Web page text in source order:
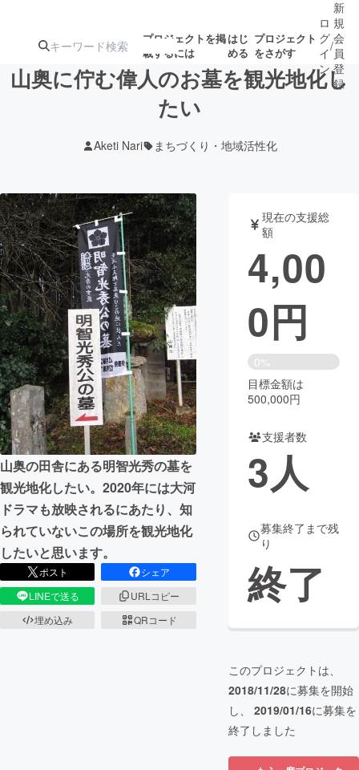
プロジェクトを掲
載するには
はじ
める
プロジェクト
をさがす
ターン
ジェクト
募集終了が近いプ
ロジェクト
アート・写真 音楽
テクノロジー・ガジェット ゲーム・サ
映像・映画 書籍・雑誌
ビジネス・起業 チャレンジ
まちづくり・地域活性化
CAMPFIRE for Social Good CAMPFIRE Creation
CAMPFIREふるさと納税machi-ya コミュニティ
ロ
グ
イ
ン
/
新
規
会
員
登
録
山奥に佇む偉人のお墓を観光地化し
たい
Aketi Nari まちづくり・地域活性化
山奥の田舎にある明智光秀の墓を
観光地化したい。2020年には大河
ドラマも放映されるにあたり、知
られていないこの場所を観光地化
したいと思います。
ポスト
シェア
LINEで送る
URLコピー
埋め込み
QRコード
現在の支援総
額
4,00
0円
0%
目標金額は
500,000円
支援者数
3人
募集終了まで残
り
終了
このプロジェクトは、
2018/11/28に募集を開始
し、 2019/01/16に募集を
終了しました